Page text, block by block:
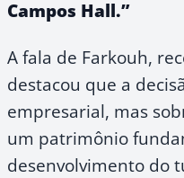
Campos Hall.”
A fala de Farkouh,
destacou que a
empresarial, mas
um patrimônio
desenvolvimento do